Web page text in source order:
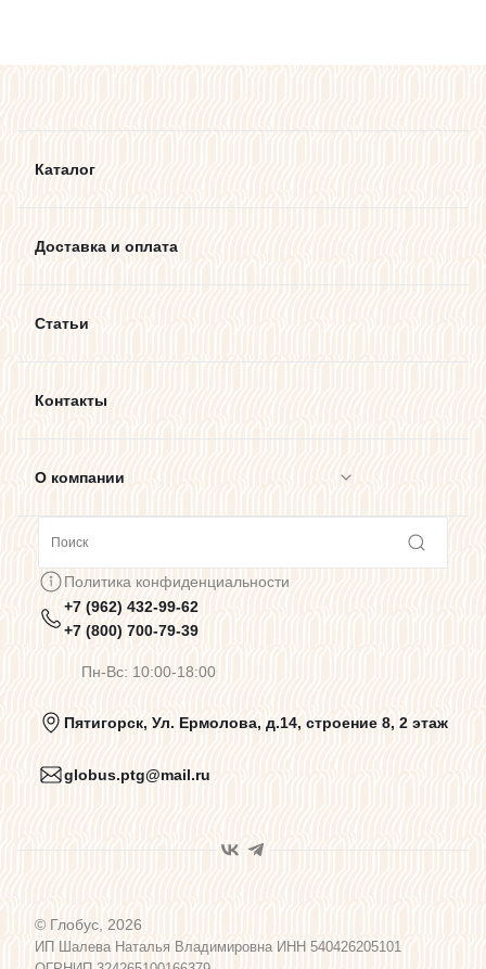
Каталог
Доставка и оплата
Статьи
Контакты
О компании
Предупреждения о цветопередаче
Политика конфиденциальности
Пользовательское соглашение
Программа лояльности
Политика конфиденциальности
+7 (962) 432-99-62
+7 (800) 700-79-39
Пн-Вс: 10:00-18:00
Пятигорск, Ул. Ермолова, д.14, строение 8, 2 этаж
globus.ptg@mail.ru
© Глобус, 2026
ИП Шалева Наталья Владимировна ИНН 540426205101